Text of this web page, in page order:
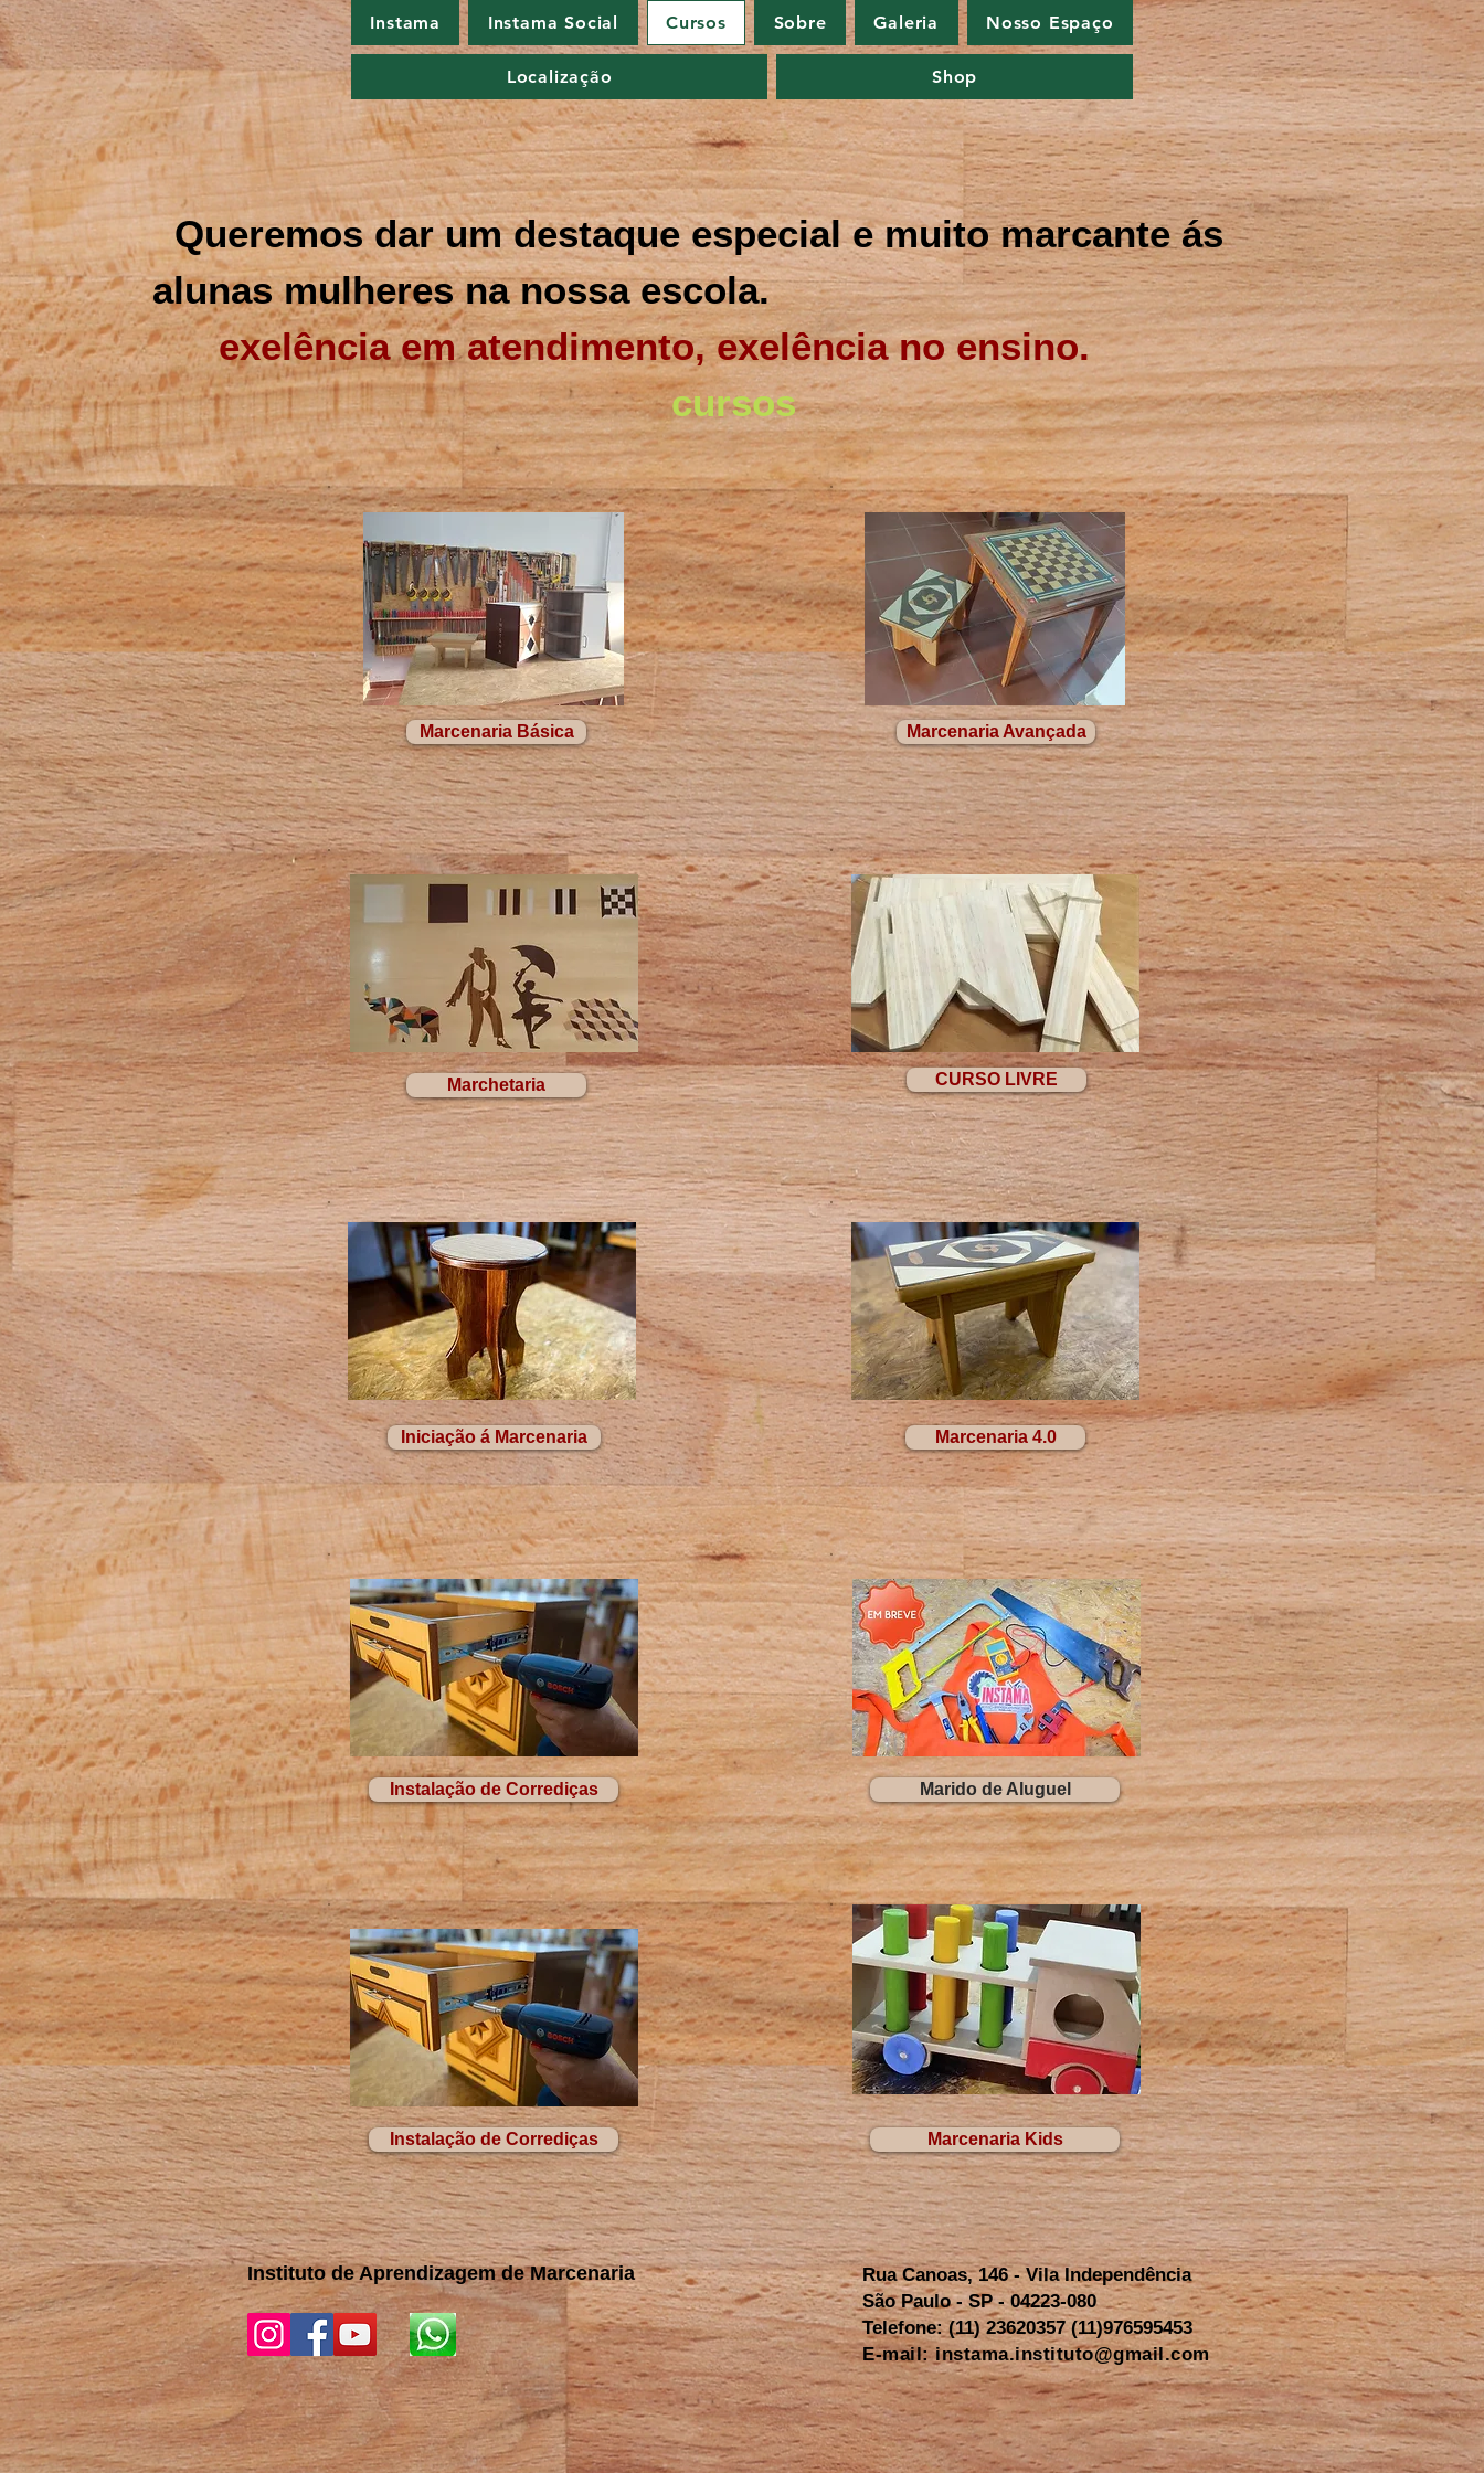
Instama Instama Social Cursos Sobre Galeria Nosso Espaço
Localização Shop
Queremos dar um destaque especial e muito marcante ás
alunas mulheres na nossa escola.
exelência em atendimento, exelência no ensino.
cursos
Marcenaria Básica Marcenaria Avançada
Marchetaria CURSO LIVRE
Iniciação á Marcenaria Marcenaria 4.0
Instalação de Corrediças Marido de Aluguel
Instalação de Corrediças Marcenaria Kids
Instituto de Aprendizagem de Marcenaria
Rua Canoas, 146 - Vila Independência
São Paulo - SP - 04223-080
Telefone: (11) 23620357 (11)976595453
E-mail: instama.instituto@gmail.com